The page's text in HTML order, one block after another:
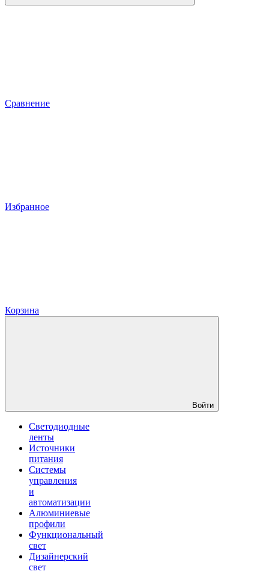
Сравнение
Избранное
Корзина
Войти
Светодиодные
ленты
Источники
питания
Системы
управления
и
автоматизации
Алюминиевые
профили
Функциональный
свет
Дизайнерский
свет